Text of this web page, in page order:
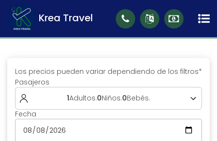
Krea Travel
Los precios pueden variar dependiendo de los filtros*
Pasajeros
1Adultos.0Niños.0Bebés.
Adultos (12 a 99)
Fecha